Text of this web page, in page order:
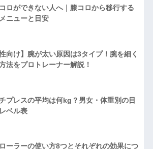
ロができない人へ｜膝コロから移行する
ニューと目安
性向け】腕が太い原因は3タイプ！腕を細く
法をプロトレーナー解説！
プレスの平均は何kg？男女・体重別の目
ベル表
ーラーの使い方8つとそれぞれの効果につ